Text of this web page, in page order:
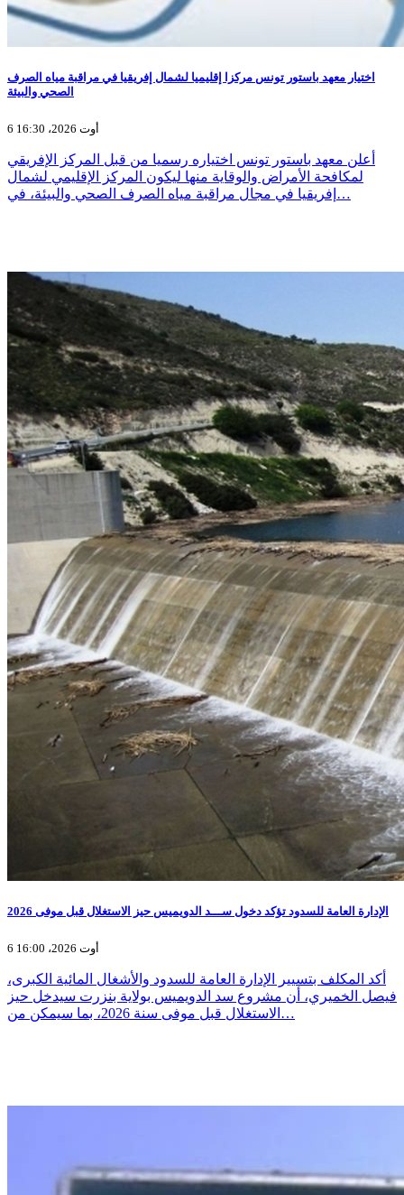
اختيار معهد باستور تونس مركزا إقليميا لشمال إفريقيا في مراقبة مياه الصرف
الصحي والبيئة
6 أوت 2026، 16:30
أعلن معهد باستور تونس اختياره رسميا من قبل المركز الإفريقي
لمكافحة الأمراض والوقاية منها ليكون المركز الإقليمي لشمال
إفريقيا في مجال مراقبة مياه الصرف الصحي والبيئة، في…
الإدارة العامة للسدود تؤكد دخول ســـد الدويميس حيز الاستغلال قبل موفى 2026
6 أوت 2026، 16:00
أكد المكلف بتسيير الإدارة العامة للسدود والأشغال المائية الكبرى،
فيصل الخميري، أن مشروع سد الدويميس بولاية بنزرت سيدخل حيز
الاستغلال قبل موفى سنة 2026، بما سيمكن من…